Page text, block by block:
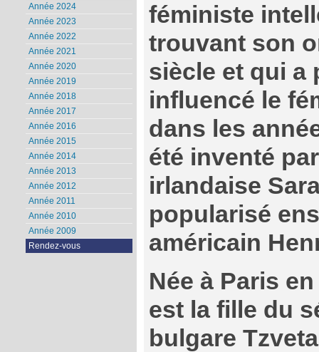
féministe
trouvant son
siècle et qui a
influencé le
dans les
été inventé
irlandaise
popularisé
américain
Née à Paris
est la fille du
bulgare
Année 2024
Année 2023
Année 2022
Année 2021
Année 2020
Année 2019
Année 2018
Année 2017
Année 2016
Année 2015
Année 2014
Année 2013
Année 2012
Année 2011
Année 2010
Année 2009
Rendez-vous